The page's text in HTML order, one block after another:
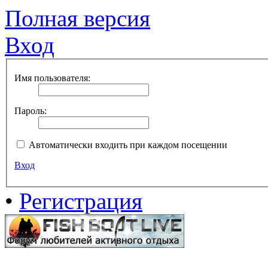
Полная версия
Вход
Имя пользователя:
Пароль:
Автоматически входить при каждом посещении
Вход
• Регистрация